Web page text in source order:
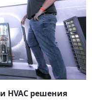
HVAC решения